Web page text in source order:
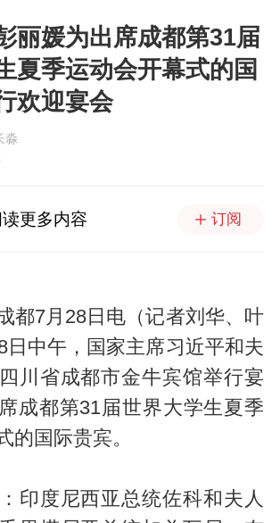
丽媛为出席成都第31届
夏季运动会开幕式的国
欢迎宴会
淼
读更多内容 订阅
7月28日电（记者刘华、叶
日中午，国家主席习近平和夫
川省成都市金牛宾馆举行宴
成都第31届世界大学生夏季
的国际贵宾。
度尼西亚总统佐科和夫人